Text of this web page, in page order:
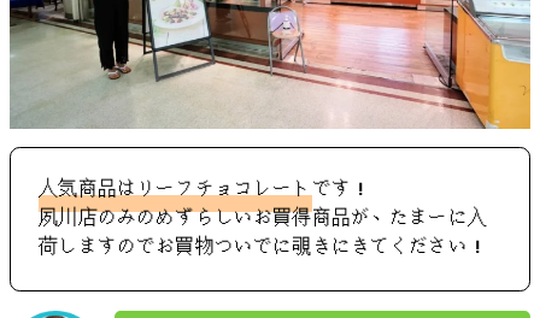
人気商品はリーフチョコレートです！
夙川店のみのめずらしいお買得商品が、たまーに入
荷しますのでお買物ついでに覗きにきてください！